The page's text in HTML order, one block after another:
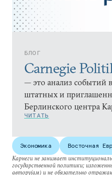
БЛОГ
Carnegie
— это анализ событий
штатных и
Берлинского центра
ЧИТАТЬ
Экономика Восточная
Карнеги не занимает
государственной политики;
автору(ам) и не обязательно